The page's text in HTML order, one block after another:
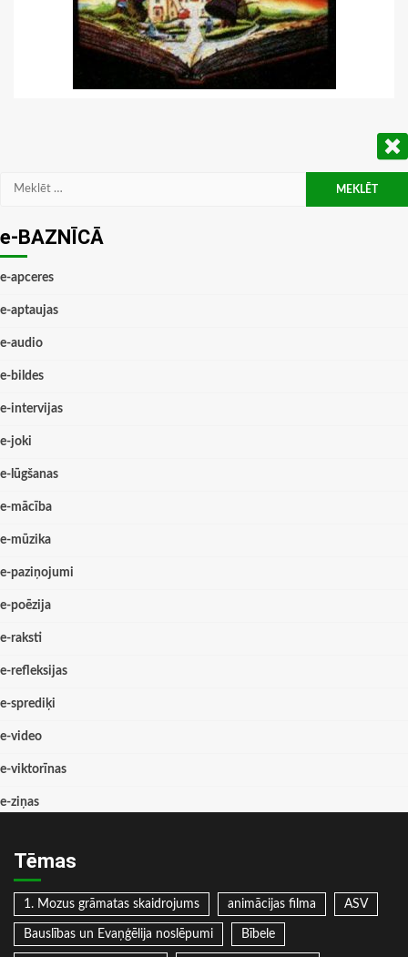
Meklēt:
e-BAZNĪCĀ
e-apceres
e-aptaujas
e-audio
e-bildes
e-intervijas
e-joki
e-lūgšanas
e-mācība
e-mūzika
e-paziņojumi
e-poēzija
e-raksti
e-refleksijas
e-sprediķi
e-video
e-viktorīnas
e-ziņas
Tēmas
1. Mozus grāmatas skaidrojums animācijas filma ASV
Bauslības un Evaņģēlija noslēpumi Bībele